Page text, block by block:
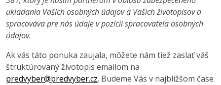
ukladania Vašich osobných údajov a Vašich životopisov a
spracováva pre nás údaje v pozícii spracovateľa osobných
údajov.
Ak vás táto ponuka zaujala, môžete nám tiež zaslať váš
štruktúrovaný životopis emailom na
predvyber@predvyber.cz. Budeme Vás v najbližšom čase